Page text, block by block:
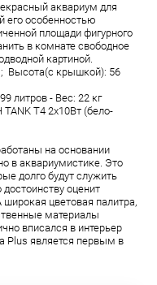
аквариум для
его особенностью
площади фигурного
в комнате свободное
картиной.
Высота(с крышкой): 56
литров - Вес: 22 кг
T4 2х10Вт (бело-
на основании
в аквариумистике. Это
долго будут служить
оценит
цветовая палитра,
материалы
вписался в интерьер
Plus является первым в